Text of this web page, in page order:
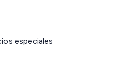
especiales